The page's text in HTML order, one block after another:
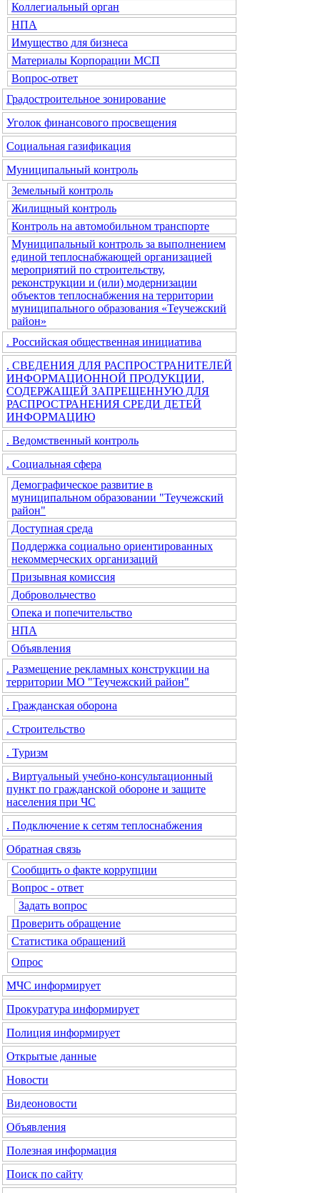
Коллегиальный орган
НПА
Имущество для бизнеса
Материалы Корпорации МСП
Вопрос-ответ
Градостроительное зонирование
Уголок финансового просвещения
Социальная газификация
Муниципальный контроль
Земельный контроль
Жилищный контроль
Контроль на автомобильном транспорте
Муниципальный контроль за выполнением
единой теплоснабжающей организацией
мероприятий по строительству,
реконструкции и (или) модернизации
объектов теплоснабжения на территории
муниципального образования «Теучежский
район»
. Российская общественная инициатива
. СВЕДЕНИЯ ДЛЯ РАСПРОСТРАНИТЕЛЕЙ
ИНФОРМАЦИОННОЙ ПРОДУКЦИИ,
СОДЕРЖАЩЕЙ ЗАПРЕЩЕННУЮ ДЛЯ
РАСПРОСТРАНЕНИЯ СРЕДИ ДЕТЕЙ
ИНФОРМАЦИЮ
. Ведомственный контроль
. Социальная сфера
Демографическое развитие в
муниципальном образовании "Теучежский
район"
Доступная среда
Поддержка социально ориентированных
некоммерческих организаций
Призывная комиссия
Добровольчество
Опека и попечительство
НПА
Объявления
. Размещение рекламных конструкции на
территории МО "Теучежский район"
. Гражданская оборона
. Строительство
. Туризм
. Виртуальный учебно-консультационный
пункт по гражданской обороне и защите
населения при ЧС
. Подключение к сетям теплоснабжения
Обратная связь
Сообщить о факте коррупции
Вопрос - ответ
Задать вопрос
Проверить обращение
Статистика обращений
Опрос
МЧС информирует
Прокуратура информирует
Полиция информирует
Открытые данные
Новости
Видеоновости
Объявления
Полезная информация
Поиск по сайту